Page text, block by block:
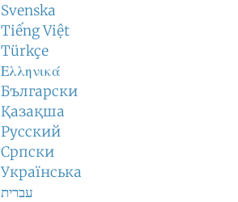
Svenska
Tiếng Việt
Türkçe
Ελληνικά
Български
Қазақша
Русский
Српски
Українська
עברית